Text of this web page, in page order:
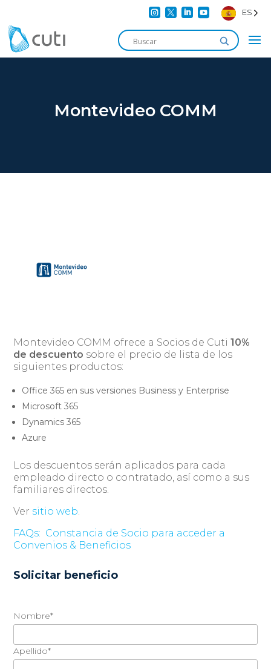
    ES
Montevideo COMM
Montevideo COMM ofrece a Socios de Cuti10%
de descuento sobre el precio de lista de los
siguientes productos:
Office 365 en sus versiones Business y Enterprise
Microsoft 365
Dynamics 365
Azure
Los descuentos serán aplicados para cada
empleado directo o contratado, así como a sus
familiares directos.
Ver sitio web.
FAQs: Constancia de Socio para acceder a
Convenios & Beneficios
Solicitar beneficio
Nombre*
Apellido*